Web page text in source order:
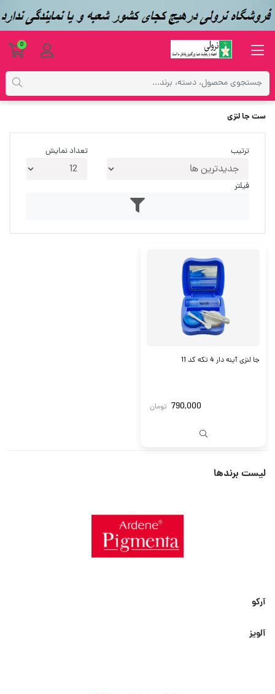
ست جا لنزی
ترتیب تعداد نمایش
فیلتر
جا لنزی آینه دار 4 تکه کد 11
790,000 تومان
لیست برندها
آرکو
آلویز
0